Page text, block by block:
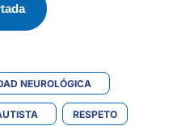
NEUROLÓGICA
RESPETO